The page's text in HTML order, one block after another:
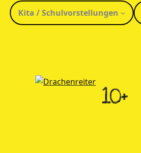
Kita / Schulvorstellungen
10+